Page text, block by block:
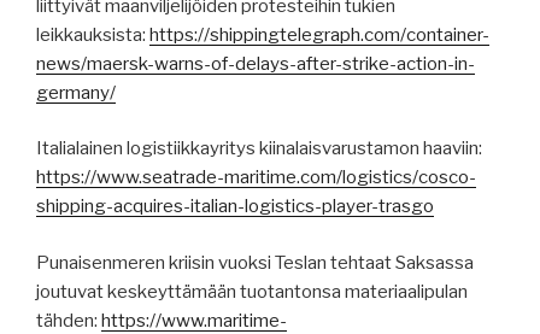
liittyivät maanviljelijöiden protesteihin tukien
leikkauksista: https://shippingtelegraph.com/container-
news/maersk-warns-of-delays-after-strike-action-in-
germany/
Italialainen logistiikkayritys kiinalaisvarustamon haaviin:
https://www.seatrade-maritime.com/logistics/cosco-
shipping-acquires-italian-logistics-player-trasgo
Punaisenmeren kriisin vuoksi Teslan tehtaat Saksassa
joutuvat keskeyttämään tuotantonsa materiaalipulan
tähden: https://www.maritime-